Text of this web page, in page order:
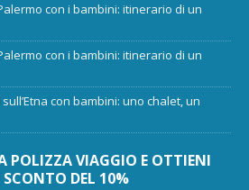
con i bambini: itinerario di un
con i bambini: itinerario di un
con bambini: uno chalet, un
POLIZZA VIAGGIO E OTTIENI
DEL 10%